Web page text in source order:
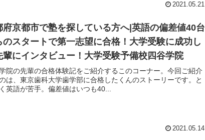
2021.05.21
府京都市で塾を探している方へ|英語の偏差値40台
のスタートで第一志望に合格！大学受験に成功し
輩にインタビュー！大学受験予備校四谷学院
院の先輩の合格体験記をご紹介するこのコーナー。今回ご紹介
は、東京歯科大学歯学部に合格したくんのストーリーです。と
英語が苦手。偏差値はいつも40...
2021.05.14